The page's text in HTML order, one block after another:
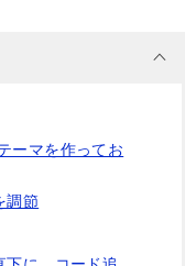
ーマを作ってお
調節